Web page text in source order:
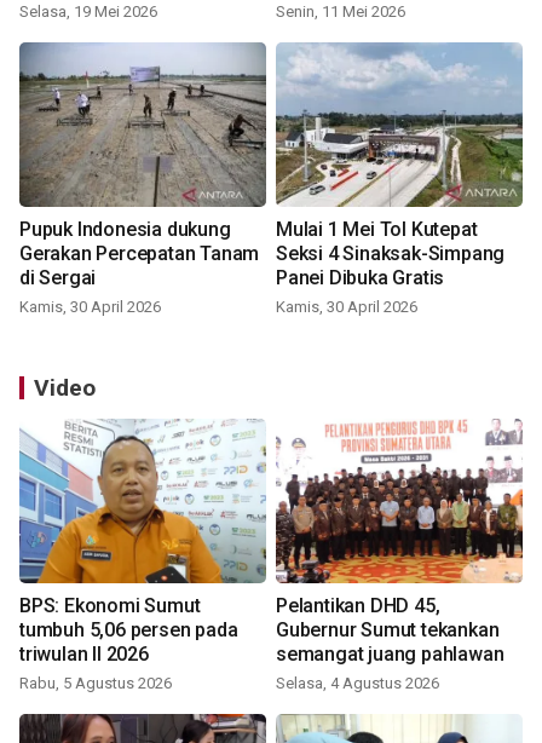
Selasa, 19 Mei 2026 Senin, 11 Mei 2026
Pupuk Indonesia dukung
Gerakan Percepatan Tanam
di Sergai
Kamis, 30 April 2026
Mulai 1 Mei Tol Kutepat
Seksi 4 Sinaksak-Simpang
Panei Dibuka Gratis
Kamis, 30 April 2026
Video
BPS: Ekonomi Sumut
tumbuh 5,06 persen pada
triwulan II 2026
Rabu, 5 Agustus 2026
Pelantikan DHD 45,
Gubernur Sumut tekankan
semangat juang pahlawan
Selasa, 4 Agustus 2026